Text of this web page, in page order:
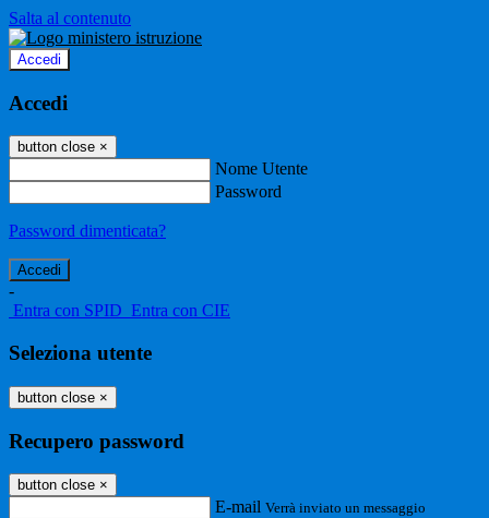
Salta al contenuto
Accedi
Accedi
button close ×
Nome Utente
Password
Password dimenticata?
-
Entra con SPID Entra con CIE
Seleziona utente
button close ×
Recupero password
button close ×
E-mail Verrà inviato un messaggio